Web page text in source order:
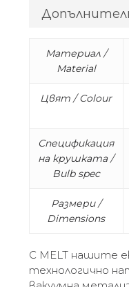
Материал /
Material
Цвят / Colour
Спецификация
на крушката /
Bulb spec
Размери /
Dimensions
С MELT нашите
технологично